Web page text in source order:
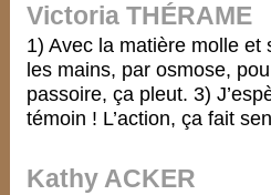
Victoria THÉRAME
1) Avec la matière molle
les mains, par osmose,
passoire, ça pleut. 3)
témoin ! L’action, ça fait
Kathy ACKER